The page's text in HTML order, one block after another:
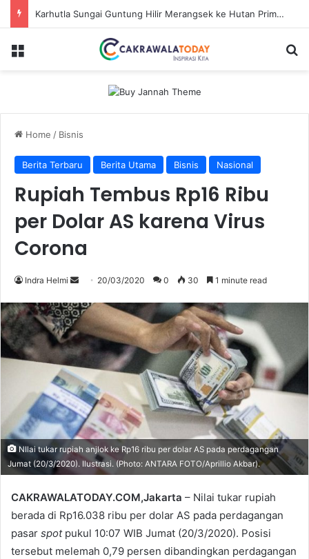
Karhutla Sungai Guntung Hilir Merangsek ke Hutan Primer, Alat Berat Tambahan Dikerahkan
Menu
Home / Bisnis
Berita Terbaru Berita Utama Bisnis Nasional
Rupiah Tembus Rp16 Ribu
per Dolar AS karena Virus
Corona
Indra Helmi
Send
email
20/03/2020 0 30 1 minute read
NIlai tukar rupiah anjlok ke Rp16 ribu per dolar AS pada perdagangan
Jumat (20/3/2020). Ilustrasi. (Photo: ANTARA FOTO/Aprillio Akbar).
CAKRAWALATODAY.COM,Jakarta – Nilai tukar rupiah
berada di Rp16.038 ribu per dolar AS pada perdagangan
pasar spotpukul 10:07 WIB Jumat (20/3/2020). Posisi
tersebut melemah 0,79 persen dibandingkan perdagangan